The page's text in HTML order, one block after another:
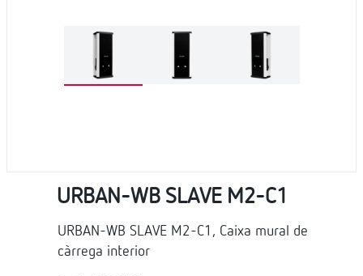
URBAN-WB SLAVE M2-C1
URBAN-WB SLAVE M2-C1, Caixa mural de
càrrega interior